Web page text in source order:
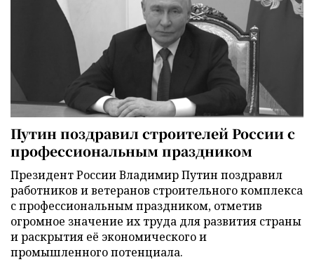
Путин поздравил строителей России с
профессиональным праздником
Президент России Владимир Путин поздравил
работников и ветеранов строительного комплекса
с профессиональным праздником, отметив
огромное значение их труда для развития страны
и раскрытия её экономического и
промышленного потенциала.